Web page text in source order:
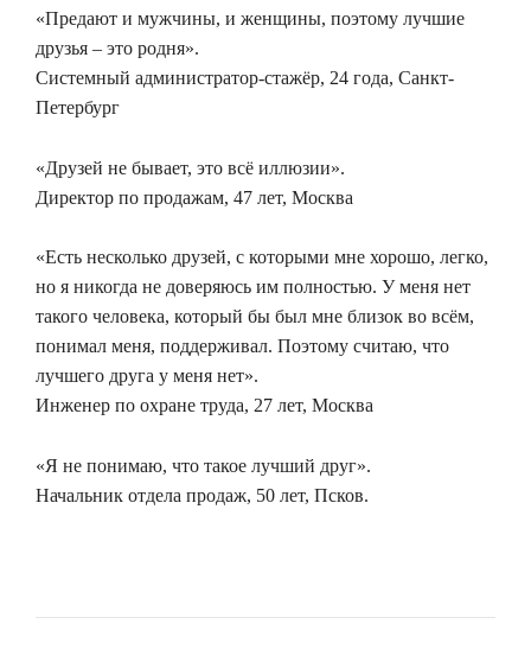
«Предают и мужчины, и женщины, поэтому лучшие
друзья – это родня».
Системный администратор-стажёр, 24 года, Санкт-
Петербург
«Друзей не бывает, это всё иллюзии».
Директор по продажам, 47 лет, Москва
«Есть несколько друзей, с которыми мне хорошо, легко,
но я никогда не доверяюсь им полностью. У меня нет
такого человека, который бы был мне близок во всём,
понимал меня, поддерживал. Поэтому считаю, что
лучшего друга у меня нет».
Инженер по охране труда, 27 лет, Москва
«Я не понимаю, что такое лучший друг».
Начальник отдела продаж, 50 лет, Псков.